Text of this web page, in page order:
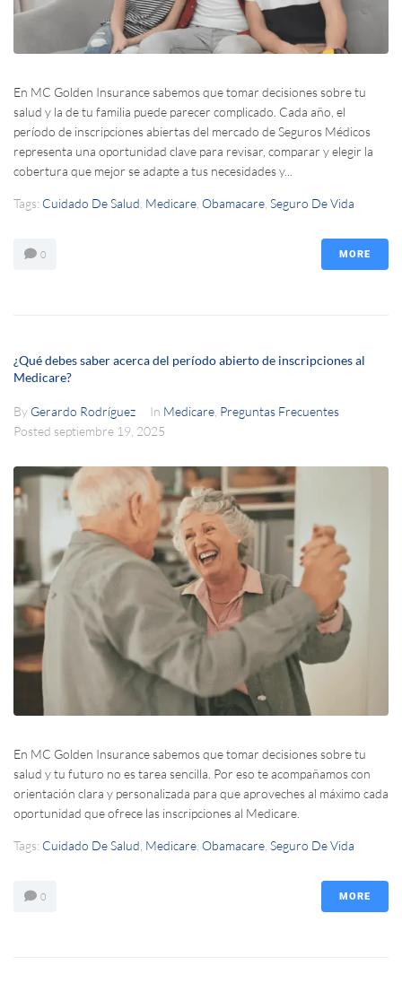
En MC Golden Insurance sabemos que tomar decisiones sobre tu
salud y la de tu familia puede parecer complicado. Cada año, el
período de inscripciones abiertas del mercado de Seguros Médicos
representa una oportunidad clave para revisar, comparar y elegir la
cobertura que mejor se adapte a tus necesidades y...
Tags: Cuidado De Salud Medicare Obamacare Seguro De Vida
0 MORE
¿Qué debes saber acerca del período abierto de inscripciones al
Medicare?
By Gerardo Rodríguez In Medicare Preguntas Frecuentes
Posted septiembre 19, 2025
En MC Golden Insurance sabemos que tomar decisiones sobre tu
salud y tu futuro no es tarea sencilla. Por eso te acompañamos con
orientación clara y personalizada para que aproveches al máximo cada
oportunidad que ofrece las inscripciones al Medicare.
Tags: Cuidado De Salud Medicare Obamacare Seguro De Vida
0 MORE